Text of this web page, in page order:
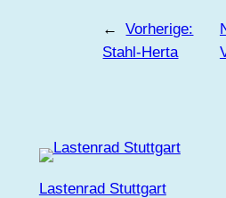
←
Vorherige:
Stahl-Herta
Lastenrad Stuttgart